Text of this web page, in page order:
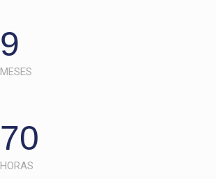
9
MESES
70
HORAS